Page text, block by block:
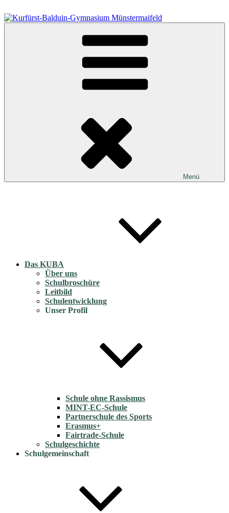
Inhalt
springen
Kurfürst-Balduin-Gymnasium Münstermaifeld
Menü
Das KUBA
Über uns
Schulbroschüre
Leitbild
Schulentwicklung
Unser Profil
Schule ohne Rassismus
MINT-EC-Schule
Partnerschule des Sports
Erasmus+
Fairtrade-Schule
Schulgeschichte
Schulgemeinschaft